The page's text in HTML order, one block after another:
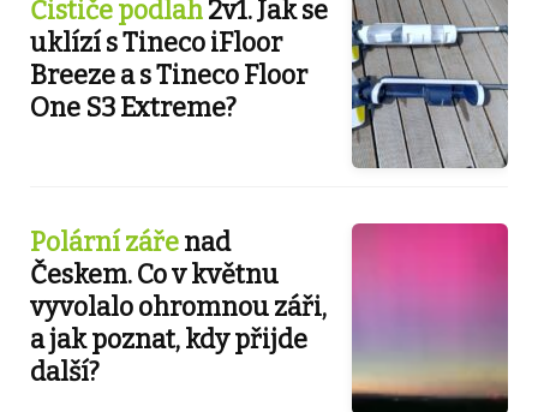
Čističe podlah2v1. Jak se
uklízí s Tineco iFloor
Breeze a s Tineco Floor
One S3 Extreme?
Polární zářenad
Českem. Co v květnu
vyvolalo ohromnou záři,
a jak poznat, kdy přijde
další?